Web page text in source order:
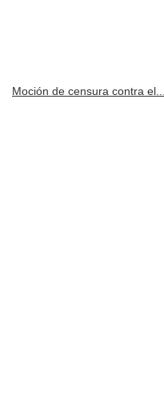
Moción de censura contra el...